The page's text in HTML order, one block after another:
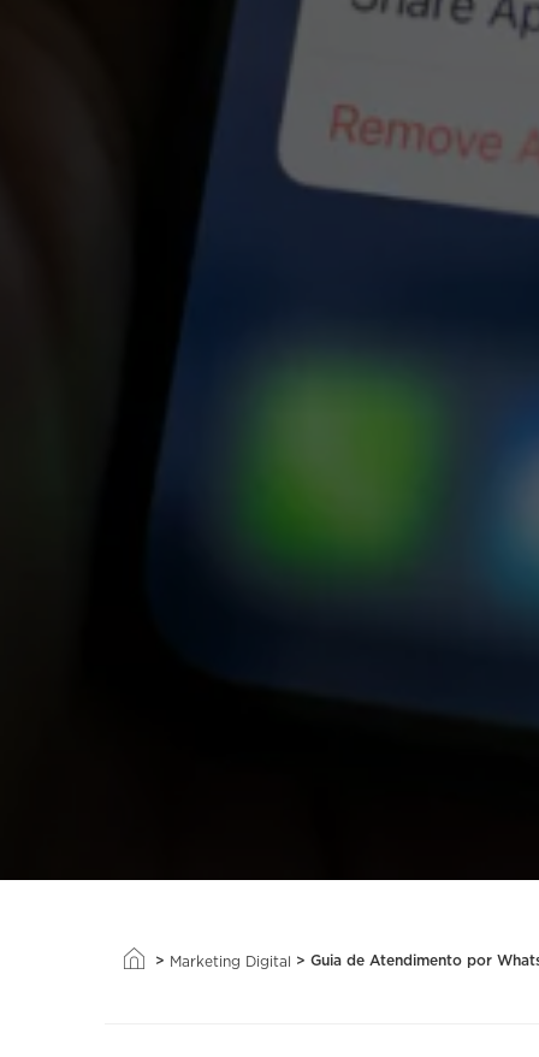
> Marketing Digital > Guia de Atendimento por